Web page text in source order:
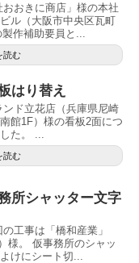
おきに商店」様の本社
ル（大阪市中央区瓦町
作補助要員と...
読む
はり替え
ド立花店（兵庫県尼崎
館1F）様の看板2面につ
た。 ...
読む
所シャッター文字
工事は「橋和産業」
様。 仮事務所のシャッ
けにシート切...